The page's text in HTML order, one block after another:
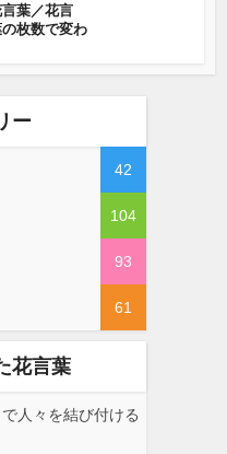
葉／花言
枚数で変わ
ー
42
104
93
61
花言葉
人々を結び付ける